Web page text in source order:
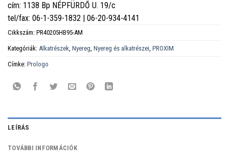
cím: 1138 Bp NÉPFÜRDŐ U. 19/c
tel/fax: 06-1-359-1832 | 06-20-934-4141
Cikkszám: PR40205HB95-AM
Kategóriák: Alkatrészek, Nyereg, Nyereg és alkatrészei, PROXIM
Címke: Prologo
LEÍRÁS
TOVÁBBI INFORMÁCIÓK